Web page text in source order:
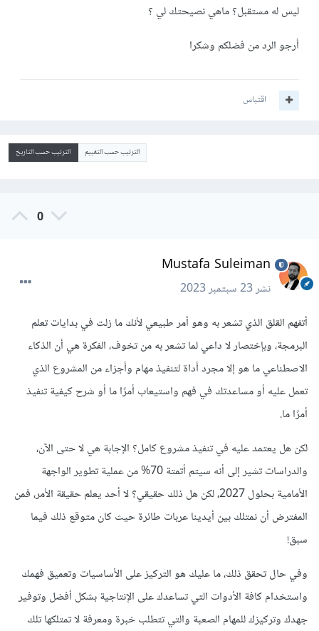
ليس له مستقبل؟ ماهي نصيحتك لي ؟
أرجو الرد من فضلكم وشكرا
اقتباس
الترتيب حسب التقييم الترتيب حسب التاريخ
0
Mustafa Suleiman
نشر23 سبتمبر 2023
أتفهم القلق الذي تشعر به وهو أمر طبيعي لأنك ما زلت في بدايات تعلم
البرمجة، وبإختصار لا داعي لما تشعر به من تخوف، الفكرة هي أن الذكاء
الاصطناعي ما هو إلا مجرد أداة لتنفيذ مهام وأجزاء من المشروع الذي
تعمل عليه أو مساعدتك في فهم واستيعاب أمرًا ما أو شرح كيفية تنفيذ
أمرًا ما.
لكن هل يعتمد عليه في تنفيذ مشروع كامل؟ الإجابة هي لا حتى الآن،
والدراسات تشير إلى أنه سيتم أتمتة 70% من عملية تطوير الواجهة
الأمامية بحلول 2027، لكن هل ذلك حقيقي؟ لا أحد يعلم حقيقة الأمر، فمن
المفترض أن نمتلك بين أيدينا عربات طائرة حيث كان متوقع ذلك فيما
سبق!
وفي حال تحقق ذلك، ما عليك هو التركيز على الأساسيات وتعميق فهمك
واستخدام كافة الأدوات التي تساعدك على الإنتاجية بشكل أفضل وتوفير
جهدك وتركيزك للمهام الصعبة والتي تتطلب خبرة ومعرفة لا تمتلكها تلك